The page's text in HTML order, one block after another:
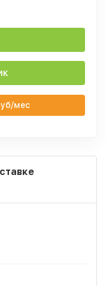
мес